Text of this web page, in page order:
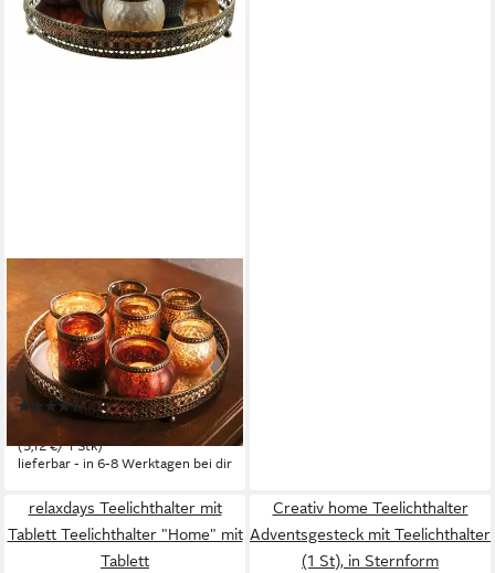
HOME-TRENDS24.DE
Teelichthalter mit Tablett
Deko Set Ornament Tablett
Windlicht Kerzenhalter
Teelichthalter Metall
(1)
40,99 €
(5,12 €/ 1 Stk)
lieferbar - in 6-8 Werktagen bei dir
relaxdays Teelichthalter mit
Tablett Teelichthalter "Home" mit
Tablett
Creativ home Teelichthalter
Adventsgesteck mit Teelichthalter
(1 St), in Sternform